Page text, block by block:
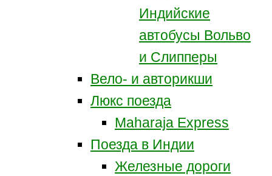
Индийские
автобусы Вольво
и Слипперы
Вело- и авторикши
Люкс поезда
Maharaja Express
Поезда в Индии
Железные дороги